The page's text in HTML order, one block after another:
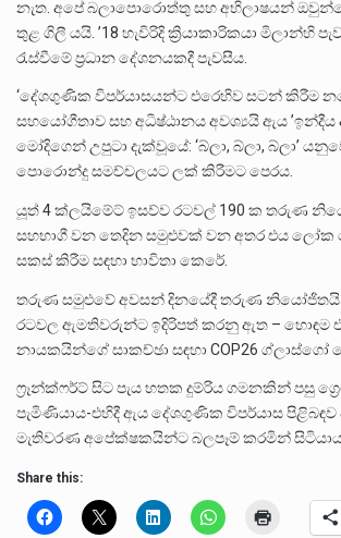
නැත. අපේ බලාපොරොත්තු සහ අභිලාෂයන්
තුළ ගිලී යයි. ’18 හැවිරිදි ක්‍රියාකාරිකයා මිලාන්හි
රැස්වීමේ ප්‍රධාන දේශනයකදී පැවසීය.
‘දේශගුණික විපර්යාසයන්ට එරෙහිව සටන් කිරීම
සහයෝගීතාව සහ අධිෂ්ඨානය අවශ්‍යයි ඇය ’ඉන්දීය
මෝදිගෙන් උපුටා දැක්වූයේ: ‘බ්ලා, බ්ලා, බ්ලා’
පොරොන්දු සමච්චලයට ලක් කිරීමට පෙරය.
යූත් 4 ක්ලයිමේට් ඉසව්ව රටවල් 190 ක තරුණ
සහභාගී වන තෙදින සමුළුවක් වන අතර එය ලෝක
සකස් කිරීම සඳහා භාවිතා කෙරේ.
තරුණ සමුළුවේ අවසන් දිනයේදී තරුණ
රටවල ඇමතිවරුන්ට ඉදිරිපත් කරනු ඇත – හොඳම
නායකයින්ගේ සාකච්ඡා සඳහා COP26
ෆ්‍රෑන්ක්ෆර්ට් සිට පැය හතක දුම්රිය ගමනකින් පසු
පැමිණියාය-එහිදී ඇය දේශගුණික විපර්යාස
මැතිවරණ අපේක්ෂකයින්ට බලපෑම් කරමින්
Share this: